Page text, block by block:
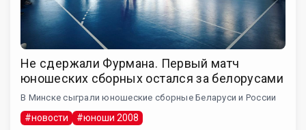
Не сдержали Фурмана. Первый матч
юношеских сборных остался за белорусами
В Минске сыграли юношеские сборные Беларуси и России
#новости #юноши 2008